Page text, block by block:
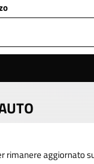
rimanere aggiornato